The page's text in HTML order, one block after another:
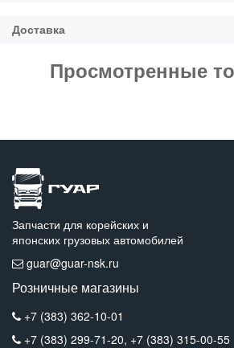
Просмотренные
Запчасти для корейских и
японских грузовых автомобилей
guar@guar-nsk.ru
Розничные магазины
+7 (383) 362-10-01
+7 (383) 299-71-20, +7 (383) 315-00-55